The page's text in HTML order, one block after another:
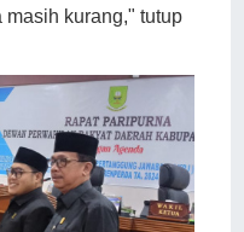
masih kurang," tutup